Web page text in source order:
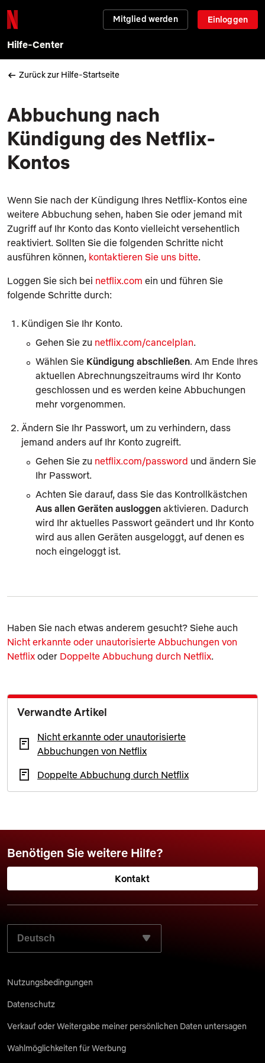
Mitglied werden Einloggen
Hilfe-Center
Zurück zur Hilfe-Startseite
Abbuchung nach
Kündigung des Netflix-
Kontos
Wenn Sie nach der Kündigung Ihres Netflix-Kontos eine
weitere Abbuchung sehen, haben Sie oder jemand mit
Zugriff auf Ihr Konto das Konto vielleicht versehentlich
reaktiviert. Sollten Sie die folgenden Schritte nicht
ausführen können, kontaktieren Sie uns bitte.
Loggen Sie sich bei netflix.com ein und führen Sie
folgende Schritte durch:
Kündigen Sie Ihr Konto.
Gehen Sie zu netflix.com/cancelplan.
Wählen Sie Kündigung abschließen. Am Ende Ihres
aktuellen Abrechnungszeitraums wird Ihr Konto
geschlossen und es werden keine Abbuchungen
mehr vorgenommen.
Ändern Sie Ihr Passwort, um zu verhindern, dass
jemand anders auf Ihr Konto zugreift.
Gehen Sie zu netflix.com/password und ändern Sie
Ihr Passwort.
Achten Sie darauf, dass Sie das Kontrollkästchen
Aus allen Geräten ausloggen aktivieren. Dadurch
wird Ihr aktuelles Passwort geändert und Ihr Konto
wird aus allen Geräten ausgeloggt, auf denen es
noch eingeloggt ist.
Haben Sie nach etwas anderem gesucht? Siehe auch
Nicht erkannte oder unautorisierte Abbuchungen von
Netflix oder Doppelte Abbuchung durch Netflix.
Verwandte Artikel
Nicht erkannte oder unautorisierte
Abbuchungen von Netflix
Doppelte Abbuchung durch Netflix
Benötigen Sie weitere Hilfe?
Kontakt
WÄHLEN SIE IHRE BEVORZUGTE SPRACHE AUS:
Nutzungsbedingungen
Datenschutz
Verkauf oder Weitergabe meiner persönlichen Daten untersagen
Wahlmöglichkeiten für Werbung